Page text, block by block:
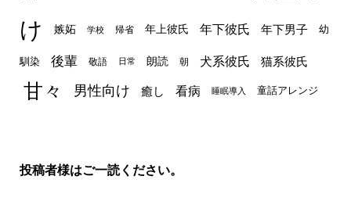
け
嫉妬 学校 帰省 年上彼氏 年下彼氏 年下男子 幼
馴染 後輩 敬語 日常 朗読 朝 犬系彼氏 猫系彼氏
甘々 男性向け 癒し 看病 睡眠導入 童話アレンジ
投稿者様はご一読ください。